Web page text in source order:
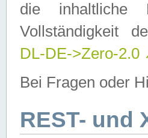
die inhaltliche
Vollständigkeit
DL-DE->Zero-2.0
Bei Fragen oder
REST- und